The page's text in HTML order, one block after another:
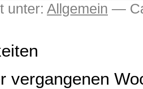
unter: Allgemein —
vergangenen